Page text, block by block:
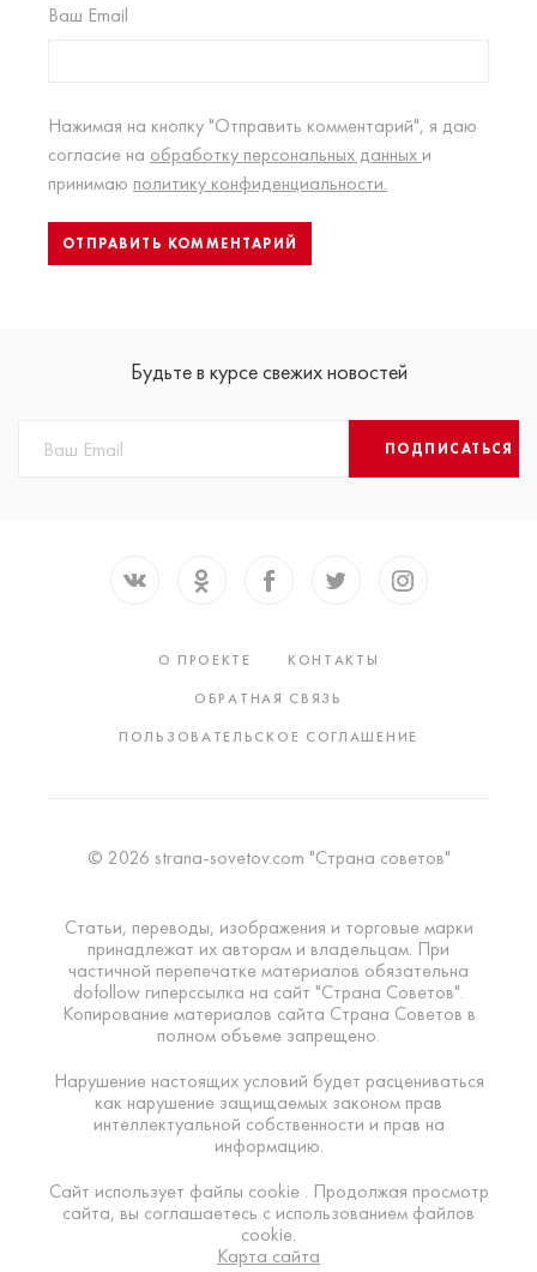
Ваш Email
Нажимая на кнопку "Отправить комментарий", я даю
согласие на обработку персональных данных и
принимаю политику конфиденциальности.
Будьте в курсе свежих новостей
ПОДПИСАТЬСЯ
О ПРОЕКТЕ
КОНТАКТЫ
ОБРАТНАЯ СВЯЗЬ
ПОЛЬЗОВАТЕЛЬСКОЕ СОГЛАШЕНИЕ
© 2026 strana-sovetov.com "Страна советов"
Статьи, переводы, изображения и торговые марки
принадлежат их авторам и владельцам. При
частичной перепечатке материалов обязательна
dofollow гиперссылка на сайт "Страна Советов".
Копирование материалов сайта Страна Советов в
полном объеме запрещено.
Нарушение настоящих условий будет расцениваться
как нарушение защищаемых законом прав
интеллектуальной собственности и прав на
информацию.
Сайт использует файлы cookie . Продолжая просмотр
сайта, вы соглашаетесь с использованием файлов
cookie.
Карта сайта